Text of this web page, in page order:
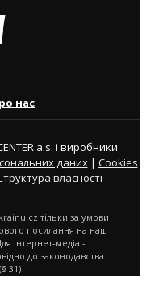
нас
a.s. і виробники
даних| Cookies
власності
тільки за умови
посилання на наш
інтернет-медіа -
до законодавства
31)